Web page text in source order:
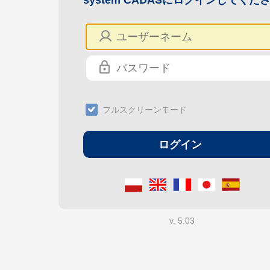
フルスクリーンモード
v. 5.03